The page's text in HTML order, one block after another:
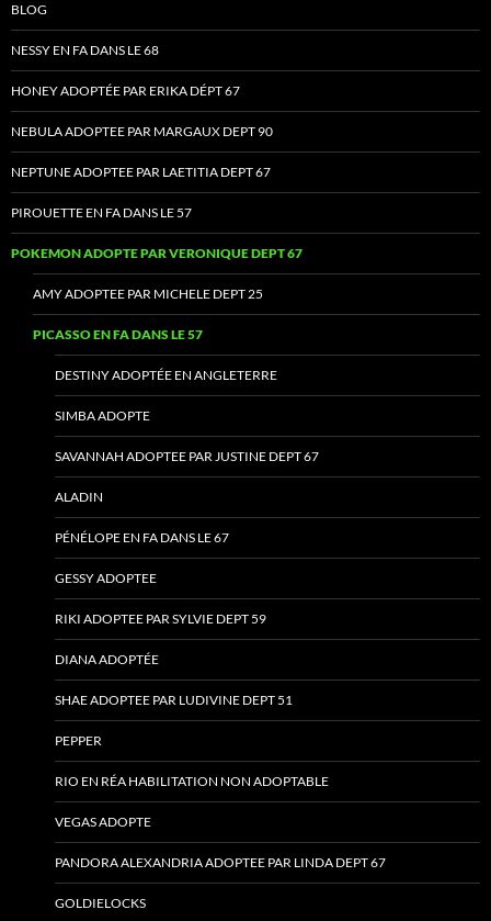
BLOG
NESSY EN FA DANS LE 68
HONEY ADOPTÉE PAR ERIKA DÉPT 67
NEBULA ADOPTEE PAR MARGAUX DEPT 90
NEPTUNE ADOPTEE PAR LAETITIA DEPT 67
PIROUETTE EN FA DANS LE 57
POKEMON ADOPTE PAR VERONIQUE DEPT 67
AMY ADOPTEE PAR MICHELE DEPT 25
PICASSO EN FA DANS LE 57
DESTINY ADOPTÉE EN ANGLETERRE
SIMBA ADOPTE
SAVANNAH ADOPTEE PAR JUSTINE DEPT 67
ALADIN
PÉNÉLOPE EN FA DANS LE 67
GESSY ADOPTEE
RIKI ADOPTEE PAR SYLVIE DEPT 59
DIANA ADOPTÉE
SHAE ADOPTEE PAR LUDIVINE DEPT 51
PEPPER
RIO EN RÉA HABILITATION NON ADOPTABLE
VEGAS ADOPTE
PANDORA ALEXANDRIA ADOPTEE PAR LINDA DEPT 67
GOLDIELOCKS